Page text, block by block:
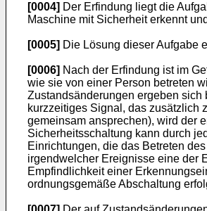
[0004] Der Erfindung liegt die
Maschine mit Sicherheit erkennt
[0005] Die Lösung dieser Aufgabe
[0006] Nach der Erfindung ist im
wie sie von einer Person betreten
Zustandsänderungen ergeben
kurzzeitiges Signal, das zusätzlich
gemeinsam ansprechen), wird der
Sicherheitsschaltung kann durch
Einrichtungen, die das Betreten
irgendwelcher Ereignisse eine der
Empfindlichkeit einer
ordnungsgemäße Abschaltung